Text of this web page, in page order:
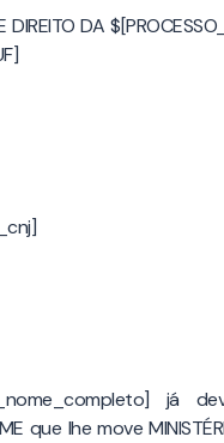
DIREITO DA
já
que lhe move